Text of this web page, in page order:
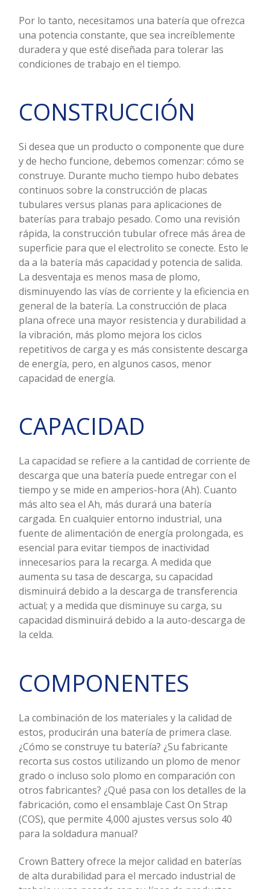
Por lo tanto, necesitamos una batería que ofrezca
una potencia constante, que sea increíblemente
duradera y que esté diseñada para tolerar las
condiciones de trabajo en el tiempo.
CONSTRUCCIÓN
Si desea que un producto o componente que dure
y de hecho funcione, debemos comenzar: cómo se
construye. Durante mucho tiempo hubo debates
continuos sobre la construcción de placas
tubulares versus planas para aplicaciones de
baterías para trabajo pesado. Como una revisión
rápida, la construcción tubular ofrece más área de
superficie para que el electrolito se conecte. Esto le
da a la batería más capacidad y potencia de salida.
La desventaja es menos masa de plomo,
disminuyendo las vías de corriente y la eficiencia en
general de la batería. La construcción de placa
plana ofrece una mayor resistencia y durabilidad a
la vibración, más plomo mejora los ciclos
repetitivos de carga y es más consistente descarga
de energía, pero, en algunos casos, menor
capacidad de energía.
CAPACIDAD
La capacidad se refiere a la cantidad de corriente de
descarga que una batería puede entregar con el
tiempo y se mide en amperios-hora (Ah). Cuanto
más alto sea el Ah, más durará una batería
cargada. En cualquier entorno industrial, una
fuente de alimentación de energía prolongada, es
esencial para evitar tiempos de inactividad
innecesarios para la recarga. A medida que
aumenta su tasa de descarga, su capacidad
disminuirá debido a la descarga de transferencia
actual; y a medida que disminuye su carga, su
capacidad disminuirá debido a la auto-descarga de
la celda.
COMPONENTES
La combinación de los materiales y la calidad de
estos, producirán una batería de primera clase.
¿Cómo se construye tu batería? ¿Su fabricante
recorta sus costos utilizando un plomo de menor
grado o incluso solo plomo en comparación con
otros fabricantes? ¿Qué pasa con los detalles de la
fabricación, como el ensamblaje Cast On Strap
(COS), que permite 4,000 ajustes versus solo 40
para la soldadura manual?
Crown Battery ofrece la mejor calidad en baterías
de alta durabilidad para el mercado industrial de